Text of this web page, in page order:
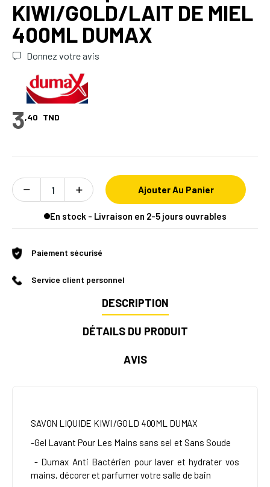
KIWI/GOLD/LAIT DE MIEL
400ML DUMAX
Donnez votre avis
3,40 TND
Ajouter Au Panier
En stock - Livraison en 2-5 jours ouvrables
Paiement sécurisé
Service client personnel
DESCRIPTION
DÉTAILS DU PRODUIT
AVIS
SAVON LIQUIDE KIWI /GOLD 400ML DUMAX
-Gel Lavant Pour Les Mains sans sel et Sans Soude
- Dumax Anti Bactérien pour laver et hydrater vos
mains, décorer et parfumer votre salle de bain